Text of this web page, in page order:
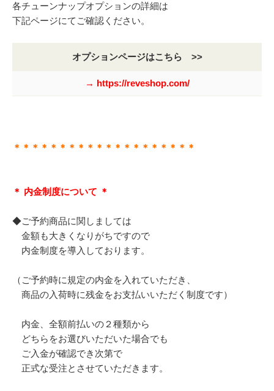
各チューンナップオプションの詳細は
下記ページにてご確認ください。
オプションページはこちら >>
→ https://reveshop.com/
＊＊＊＊＊＊＊＊＊＊＊＊＊＊＊＊＊＊＊＊
＊ 内金制度について ＊
◆ご予約商品に関しましては
金額も大きくなりがちですので
内金制度を導入しております。
（ご予約時に規定の内金を入れていただき、
商品の入荷時に残金をお支払いいただく制度です）
内金、全額前払いの２種類から
どちらをお選びいただいた場合でも
ご入金が確認でき次第で
正式な受注とさせていただきます。